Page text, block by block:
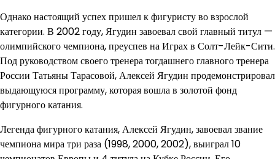
Однако настоящий успех пришел к фигуристу во взрослой
категории. В 2002 году, Ягудин завоевал свой главный титул —
олимпийского чемпиона, преуспев на Играх в Солт-Лейк-Сити.
Под руководством своего тренера тогдашнего главного тренера
России Татьяны Тарасовой, Алексей Ягудин продемонстрировал
выдающуюся программу, которая вошла в золотой фонд
фигурного катания.
Легенда фигурного катания, Алексей Ягудин, завоевал звание
чемпиона мира три раза (1998, 2000, 2002), выиграл 10